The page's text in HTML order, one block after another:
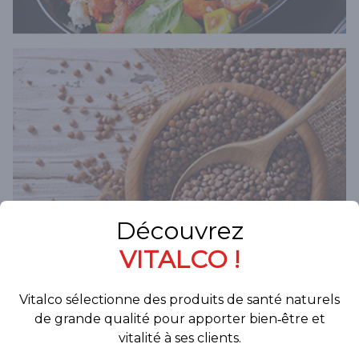
Nous avons sélectionné
pour vous nos formules
minceur naturelles à base
de Magnésium